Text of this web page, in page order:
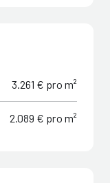
3.261 € pro m²
2.089 € pro m²